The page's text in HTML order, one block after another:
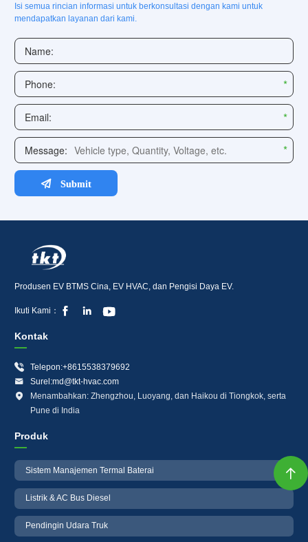

Isi semua rincian informasi untuk berkonsultasi dengan kami untuk
mendapatkan layanan dari kami.
Produsen EV BTMS Cina, EV HVAC, dan Pengisi Daya EV.
Ikuti Kami：   
Kontak

Telepon:+8615538379692

Surel:md@tkt-hvac.com

Menambahkan: Zhengzhou, Luoyang, dan Haikou di Tiongkok, serta
Pune di India
Produk
Sistem Manajemen Termal Baterai
Listrik & AC Bus Diesel
Pendingin Udara Truk